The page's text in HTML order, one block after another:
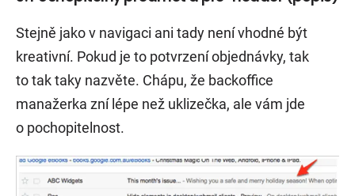
Stejně jako v navigaci ani tady není vhodné být
kreativní. Pokud je to potvrzení objednávky, tak
to tak taky nazvěte. Chápu, že backoffice
manažerka zní lépe než uklizečka, ale vám jde
o pochopitelnost.